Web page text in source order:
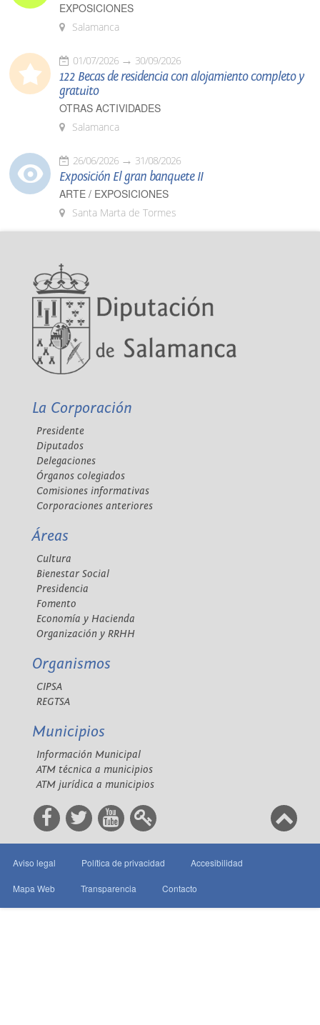
EXPOSICIONES
Salamanca
01/07/2026 30/09/2026
122 Becas de residencia con alojamiento completo y
gratuito
OTRAS ACTIVIDADES
Salamanca
26/06/2026 31/08/2026
Exposición El gran banquete II
ARTE / EXPOSICIONES
Santa Marta de Tormes
La Corporación
Presidente
Diputados
Delegaciones
Órganos colegiados
Comisiones informativas
Corporaciones anteriores
Áreas
Cultura
Bienestar Social
Presidencia
Fomento
Economía y Hacienda
Organización y RRHH
Organismos
CIPSA
REGTSA
Municipios
Información Municipal
ATM técnica a municipios
ATM jurídica a municipios
Aviso legal Política de privacidad Accesibilidad
Mapa Web Transparencia Contacto